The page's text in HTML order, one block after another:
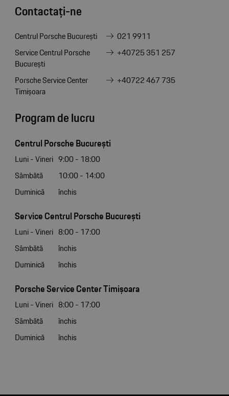
Contactați-ne
Centrul Porsche București
021 9911
Service Centrul Porsche
București
+40725 351 257
Porsche Service Center
Timișoara
+40722 467 735
Program de lucru
Centrul Porsche București
Luni - Vineri 9:00 - 18:00
Sâmbătă
10:00 - 14:00
Duminică
închis
Service Centrul Porsche București
Luni - Vineri 8:00 - 17:00
Sâmbătă
închis
Duminică
închis
Porsche Service Center Timișoara
Luni - Vineri 8:00 - 17:00
Sâmbătă
închis
Duminică
închis